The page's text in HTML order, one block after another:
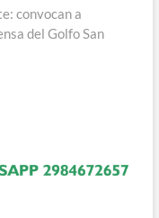
convocan a
del Golfo San